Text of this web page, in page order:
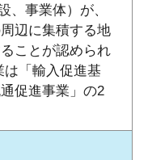
、事業体）が、
辺に集積する地
ことが認められ
は「輸入促進基
促進事業」の2